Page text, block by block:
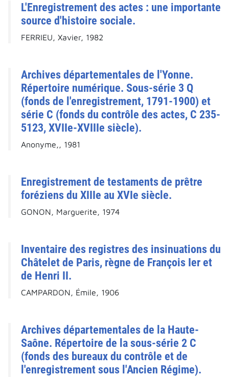
L'Enregistrement des actes : une importante
source d'histoire sociale.
FERRIEU, Xavier, 1982
Archives départementales de l'Yonne.
Répertoire numérique. Sous-série 3 Q
(fonds de l'enregistrement, 1791-1900) et
série C (fonds du contrôle des actes, C 235-
5123, XVIIe-XVIIIe siècle).
Anonyme,, 1981
Enregistrement de testaments de prêtre
foréziens du XIIIe au XVIe siècle.
GONON, Marguerite, 1974
Inventaire des registres des insinuations du
Châtelet de Paris, règne de François Ier et
de Henri II.
CAMPARDON, Émile, 1906
Archives départementales de la Haute-
Saône. Répertoire de la sous-série 2 C
(fonds des bureaux du contrôle et de
l'enregistrement sous l'Ancien Régime).